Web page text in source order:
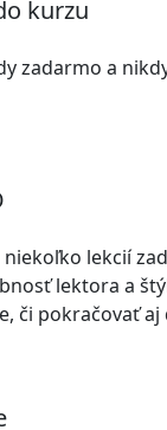
kurzu
zadarmo a
lekcií
lektora a
či pokračovať aj